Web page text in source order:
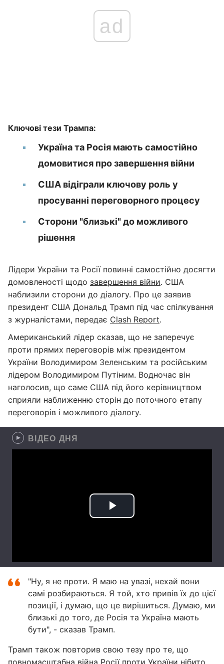
ad
Ключові тези Трампа:
Україна та Росія мають самостійно
домовитися про завершення війни
США відіграли ключову роль у
просуванні переговорного процесу
Сторони "близькі" до можливого
рішення
Лідери України та Росії повинні самостійно досягти
домовленості щодо завершення війни. США
наблизили сторони до діалогу. Про це заявив
президент США Дональд Трамп під час спілкування
з журналістами, передає Clash Report.
Американський лідер сказав, що не заперечує
проти прямих переговорів між президентом
України Володимиром Зеленським та російським
лідером Володимиром Путіним. Водночас він
наголосив, що саме США під його керівництвом
сприяли наближенню сторін до поточного етапу
переговорів і можливого діалогу.
ВІДЕО ДНЯ
"Ну, я не проти. Я маю на увазі, нехай вони
самі розбираються. Я той, хто привів їх до цієї
позиції, і думаю, що це вирішиться. Думаю, ми
близькі до того, де Росія та Україна мають
бути", - сказав Трамп.
Трамп також повторив свою тезу про те, що
повномасштабна війна Росії проти України нібито